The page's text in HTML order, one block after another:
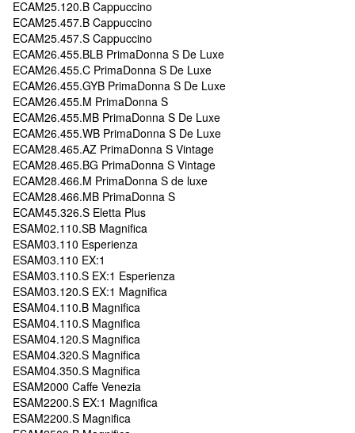
ECAM25.120.B Cappuccino
ECAM25.457.B Cappuccino
ECAM25.457.S Cappuccino
ECAM26.455.BLB PrimaDonna S De Luxe
ECAM26.455.C PrimaDonna S De Luxe
ECAM26.455.GYB PrimaDonna S De Luxe
ECAM26.455.M PrimaDonna S
ECAM26.455.MB PrimaDonna S De Luxe
ECAM26.455.WB PrimaDonna S De Luxe
ECAM28.465.AZ PrimaDonna S Vintage
ECAM28.465.BG PrimaDonna S Vintage
ECAM28.466.M PrimaDonna S de luxe
ECAM28.466.MB PrimaDonna S
ECAM45.326.S Eletta Plus
ESAM02.110.SB Magnifica
ESAM03.110 Esperienza
ESAM03.110 EX:1
ESAM03.110.S EX:1 Esperienza
ESAM03.120.S EX:1 Magnifica
ESAM04.110.B Magnifica
ESAM04.110.S Magnifica
ESAM04.120.S Magnifica
ESAM04.320.S Magnifica
ESAM04.350.S Magnifica
ESAM2000 Caffe Venezia
ESAM2200.S EX:1 Magnifica
ESAM2200.S Magnifica